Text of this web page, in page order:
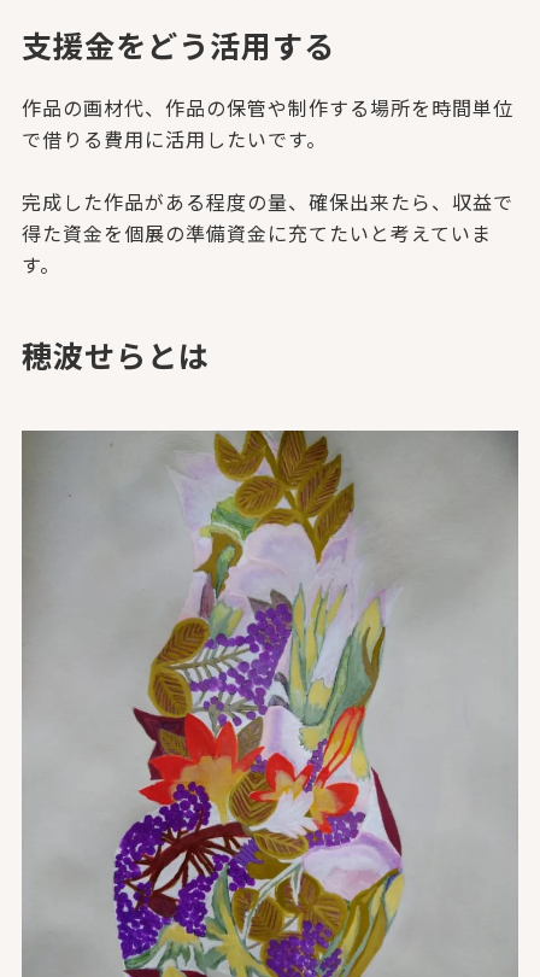
支援金をどう活用する
作品の画材代、作品の保管や制作する場所を時間単位
で借りる費用に活用したいです。
完成した作品がある程度の量、確保出来たら、収益で
得た資金を個展の準備資金に充てたいと考えていま
す。
穂波せらとは